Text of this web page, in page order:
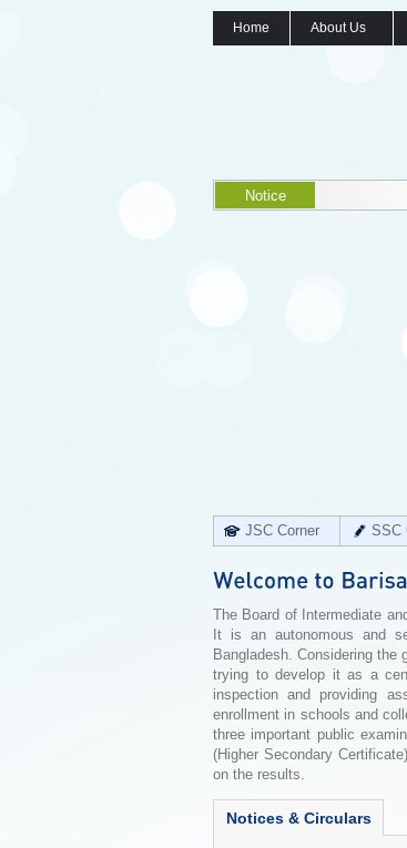
Home About Us
Notice
JSC Corner SSC
The Board of Intermediate
It is an autonomous and
Bangladesh. Considering the
trying to develop it as a
inspection and providing
enrollment in schools and
three important public
(Higher Secondary
on the results.
Notices & Circulars